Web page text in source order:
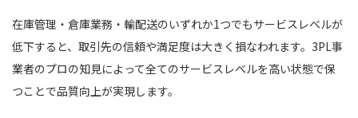
在庫管理・倉庫業務・輸配送のいずれか1つでもサービスレベルが
低下すると、取引先の信頼や満足度は大きく損なわれます。3PL事
業者のプロの知見によって全てのサービスレベルを高い状態で保
つことで品質向上が実現します。